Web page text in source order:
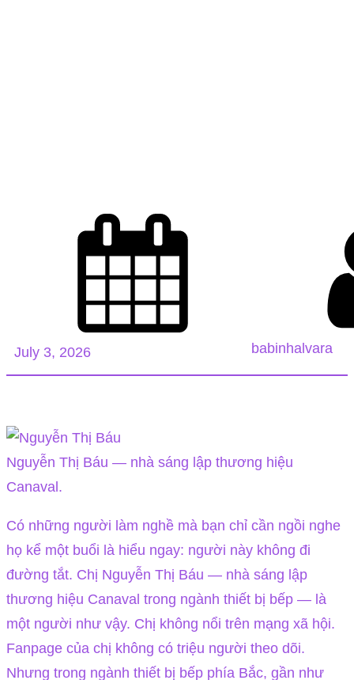
July 3, 2026 babinhalvara
Nguyễn Thị Báu — nhà sáng lập thương hiệu
Canaval.
Có những người làm nghề mà bạn chỉ cần ngồi nghe
họ kể một buổi là hiểu ngay: người này không đi
đường tắt. Chị Nguyễn Thị Báu — nhà sáng lập
thương hiệu Canaval trong ngành thiết bị bếp — là
một người như vậy. Chị không nổi trên mạng xã hội.
Fanpage của chị không có triệu người theo dõi.
Nhưng trong ngành thiết bị bếp phía Bắc, gần như